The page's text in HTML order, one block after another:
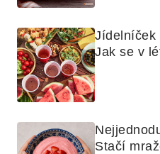
Jídelníček
Jak se v
Stačí